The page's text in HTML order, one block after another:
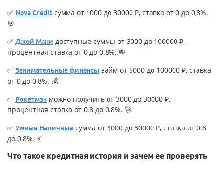
✅ Nova Credit сумма от 1000 до 30000 ₽, ставка от 0 до 0,8%.
🎯
✅ Джой Мани доступные суммы от 3000 до 100000 ₽,
процентная ставка от 0 до 0.8%. 💸
✅ Занимательные финансы займ от 5000 до 100000 ₽, ставка
от 0 до 0,8%. 💰
✅ Рокетмэн можно получить от 3000 до 30000 ₽,
процентная ставка от 0.8 до 0.8%. 🚀
✅ Умные Наличные сумма от 3000 до 30000 ₽, ставка от 0.8
до 0.8%. ⚡
Что такое кредитная история и зачем ее проверять